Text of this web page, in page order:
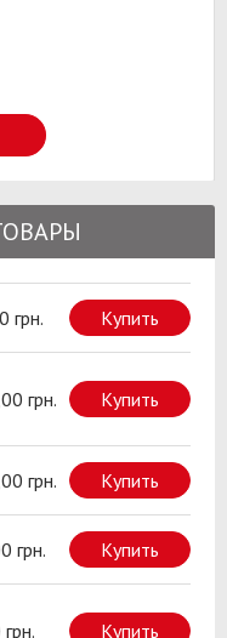
грн. Купить
грн. Купить
грн. Купить
грн. Купить
Купить